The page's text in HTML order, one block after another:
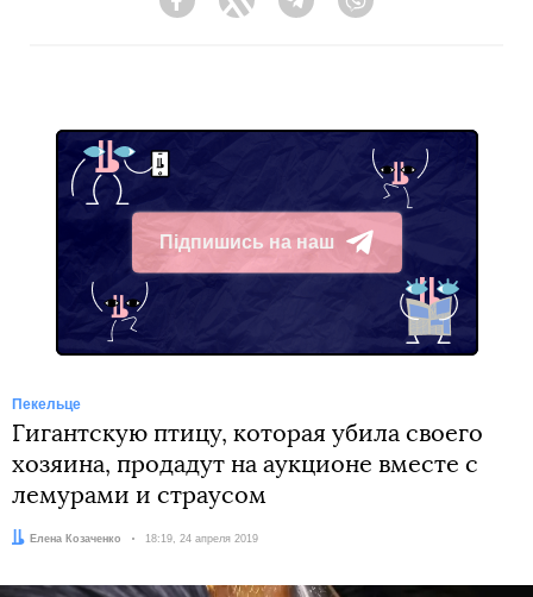
FacebookTwitter Telegram
Підпишись на наш
Telegram
Пекельце
Гигантскую птицу, которая убила своего
хозяина, продадут на аукционе вместе с
лемурами и страусом
Автор:Елена Козаченко Дата:
18:19, 24 апреля 2019